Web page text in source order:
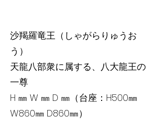
沙羯羅竜王（しゃがらりゅうお
う）
天龍八部衆に属する、八大龍王の
一尊
H ㎜ W ㎜ D ㎜（台座：H500㎜
W860㎜ D860㎜）